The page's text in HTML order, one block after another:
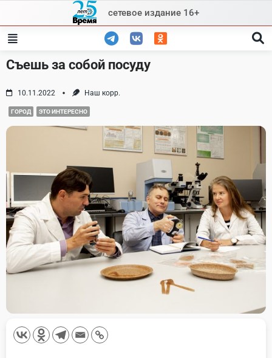
content
сетевое издание 16+
Съешь за собой посуду
10.11.2022 Наш корр.
ГОРОД ЭТО ИНТЕРЕСНО